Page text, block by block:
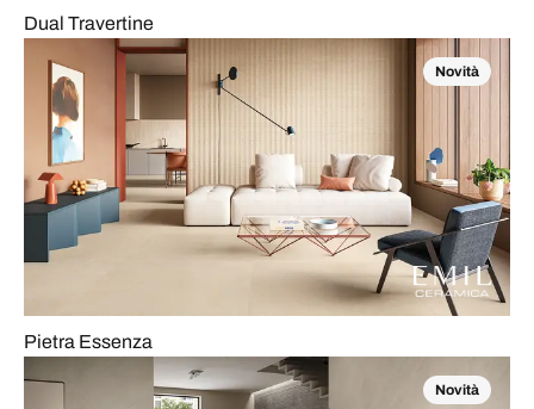
Dual Travertine
Novità
Pietra Essenza
Novità